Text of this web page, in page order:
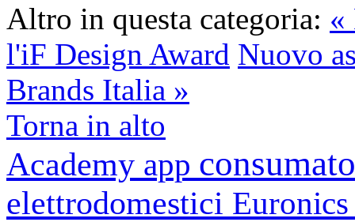
Altro in questa categoria: «
l'iF Design Award Nuovo
Brands Italia »
Torna in alto
Academy app
elettrodomestici